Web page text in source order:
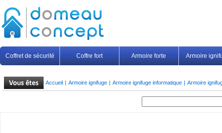
Coffret de sécurité Coffre fort Armoire forte Armoire
Accueil | Armoire ignifuge | Armoire ignifuge informatique | Armoire